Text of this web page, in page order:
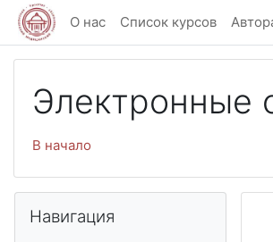
Перейти к основному содержанию
О нас Список курсов
Электронные
В начало
Навигация